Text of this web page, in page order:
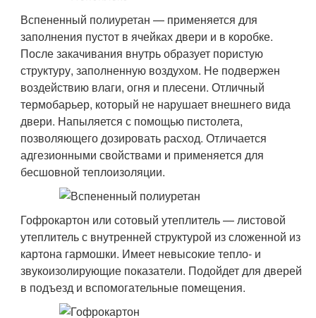
Вспененный полиуретан — применяется для
заполнения пустот в ячейках двери и в коробке.
После закачивания внутрь образует пористую
структуру, заполненную воздухом. Не подвержен
воздействию влаги, огня и плесени. Отличный
термобарьер, который не нарушает внешнего вида
двери. Напыляется с помощью пистолета,
позволяющего дозировать расход. Отличается
адгезионными свойствами и применяется для
бесшовной теплоизоляции.
Гофрокартон или сотовый утеплитель — листовой
утеплитель с внутренней структурой из сложенной из
картона гармошки. Имеет невысокие тепло- и
звукоизолирующие показатели. Подойдет для дверей
в подъезд и вспомогательные помещения.